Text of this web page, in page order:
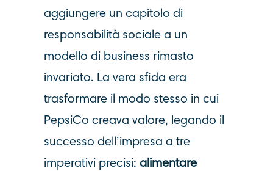
aggiungere un capitolo di
responsabilità sociale a un
modello di business rimasto
invariato. La vera sfida era
trasformare il modo stesso in cui
PepsiCo creava valore, legando il
successo dell’impresa a tre
imperativi precisi: alimentare